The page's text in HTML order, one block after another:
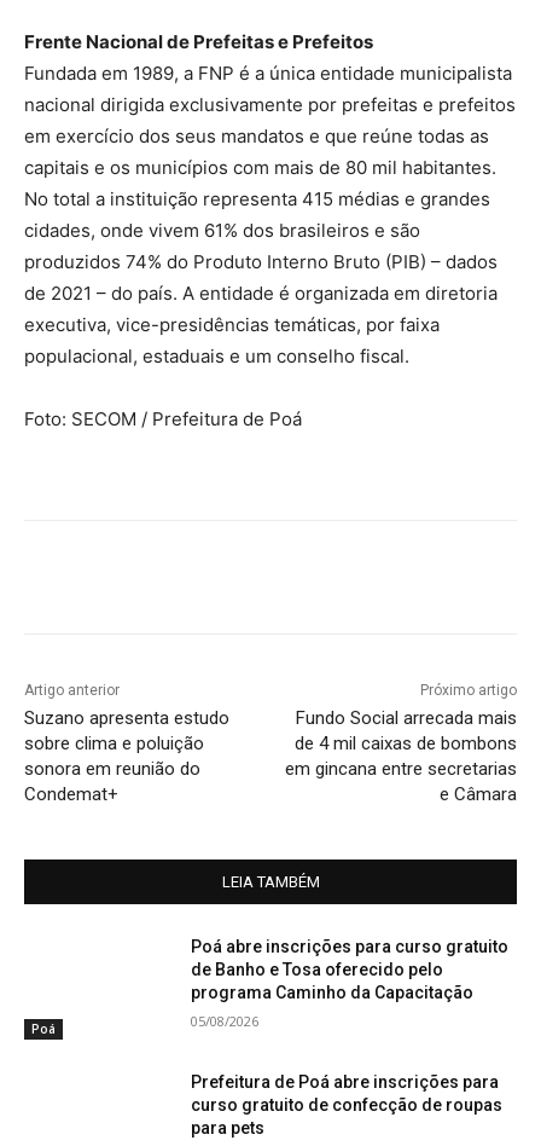
Frente Nacional de Prefeitas e Prefeitos
Fundada em 1989, a FNP é a única entidade municipalista
nacional dirigida exclusivamente por prefeitas e prefeitos
em exercício dos seus mandatos e que reúne todas as
capitais e os municípios com mais de 80 mil habitantes.
No total a instituição representa 415 médias e grandes
cidades, onde vivem 61% dos brasileiros e são
produzidos 74% do Produto Interno Bruto (PIB) – dados
de 2021 – do país. A entidade é organizada em diretoria
executiva, vice-presidências temáticas, por faixa
populacional, estaduais e um conselho fiscal.
Foto: SECOM / Prefeitura de Poá
Artigo anterior
Suzano apresenta estudo
sobre clima e poluição
sonora em reunião do
Condemat+
Próximo artigo
Fundo Social arrecada mais
de 4 mil caixas de bombons
em gincana entre secretarias
e Câmara
LEIA TAMBÉM
Poá
Poá abre inscrições para curso gratuito
de Banho e Tosa oferecido pelo
programa Caminho da Capacitação
05/08/2026
Prefeitura de Poá abre inscrições para
curso gratuito de confecção de roupas
para pets